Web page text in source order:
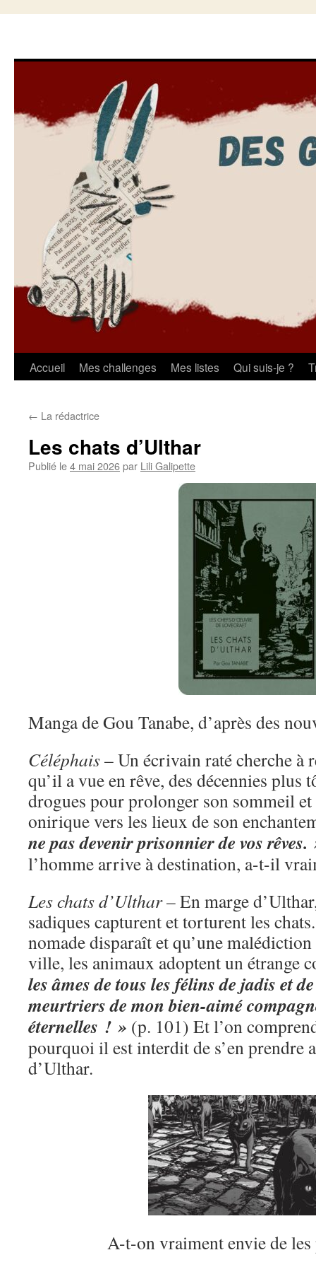
Aller
contenu
Accueil Mes challenges Mes listes Qui suis-je ?
← La rédactrice
Les chats d’Ulthar
Publié le4 mai 2026par Lili Galipette
Manga de Gou Tanabe, d’après des
Céléphais– Un écrivain raté cherche à
qu’il a vue en rêve, des décennies plus
drogues pour prolonger son sommeil
onirique vers les lieux de son
ne pas devenir prisonnier de vos rêves.
l’homme arrive à destination, a-t-il
Les chats d’Ulthar– En marge
sadiques capturent et torturent les
nomade disparaît et qu’une
ville, les animaux adoptent un étrange
les âmes de tous les félins de jadis et
meurtriers de mon bien-aimé
éternelles ! » (p. 101) Et l’on
pourquoi il est interdit de s’en prendre
d’Ulthar.
A-t-on vraiment envie de